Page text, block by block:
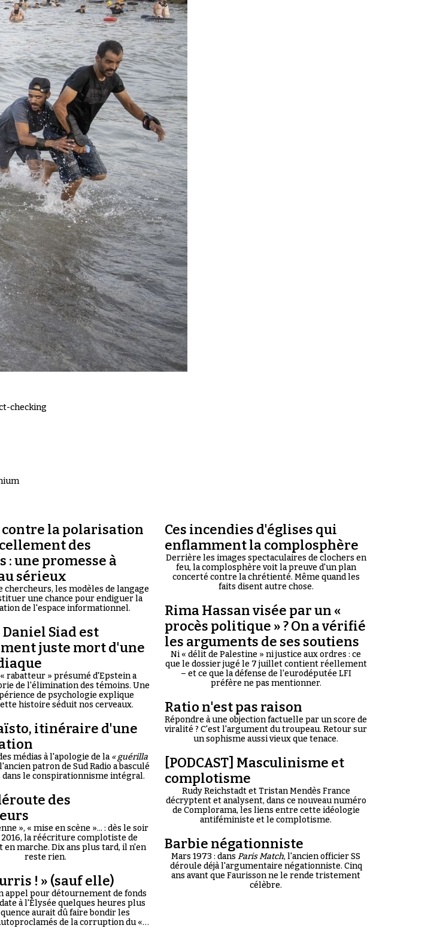
checking
contre la polarisation
des
: une promesse à
sérieux
chercheurs, les modèles de langage
une chance pour endiguer la
de l'espace informationnel.
Siad est
juste mort d'une
rabatteur » présumé d'Epstein a
de l'élimination des témoins. Une
de psychologie explique
histoire séduit nos cerveaux.
itinéraire d'une
médias à l'apologie de la« guérilla
patron de Sud Radio a basculé
dans le conspirationnisme intégral.
des
», « mise en scène »... : dès le soir
la réécriture complotiste de
marche. Dix ans plus tard, il n'en
reste rien.
! » (sauf elle)
appel pour détournement de fonds
à l'Élysée quelques heures plus
aurait dû faire bondir les
de la corruption du «
Ces incendies d'églises qui
enflamment la complosphère
Derrière les images spectaculaires de clochers en
feu, la complosphère voit la preuve d'un plan
concerté contre la chrétienté. Même quand les
faits disent autre chose.
Rima Hassan visée par un «
procès politique » ? On a vérifié
les arguments de ses soutiens
Ni « délit de Palestine » ni justice aux ordres : ce
que le dossier jugé le 7 juillet contient réellement
– et ce que la défense de l'eurodéputée LFI
préfère ne pas mentionner.
Ratio n'est pas raison
Répondre à une objection factuelle par un score de
viralité ? C'est l'argument du troupeau. Retour sur
un sophisme aussi vieux que tenace.
[PODCAST] Masculinisme et
complotisme
Rudy Reichstadt et Tristan Mendès France
décryptent et analysent, dans ce nouveau numéro
de Complorama, les liens entre cette idéologie
antiféministe et le complotisme.
Barbie négationniste
Mars 1973 : dans Paris Match, l'ancien officier SS
déroule déjà l'argumentaire négationniste. Cinq
ans avant que Faurisson ne le rende tristement
célèbre.